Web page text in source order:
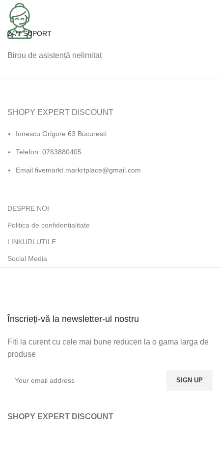
24/7 SUPORT
Birou de asistență nelimitat
SHOPY EXPERT DISCOUNT
Ionescu Grigore 63 Bucuresti
Telefon: 0763880405
Email fivemarkt.markrtplace@gmail.com
DESPRE NOI
Politica de confidentialitate
LINKURI UTILE
Social Media
Înscrieți-vă la newsletter-ul nostru
Fiti la curent cu cele mai bune reduceri la o gama larga de
produse
SHOPY EXPERT DISCOUNT